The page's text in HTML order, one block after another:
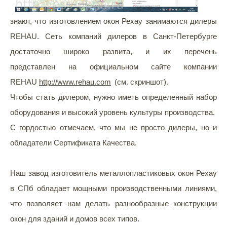
знают, что изготовлением окон Рехау занимаются дилеры
REHAU. Сеть компаний дилеров в Санкт-Петербурге
достаточно широко развита, и их перечень
представлен на официальном сайте компании
REHAU http://www.rehau.com (см. скриншот).
Чтобы стать дилером, нужно иметь определенный набор
оборудования и высокий уровень культуры производства.
С гордостью отмечаем, что мы не просто дилеры, но и
обладатели Сертификата Качества.
Наш завод изготовитель металлопластиковых окон Рехау
в СПб обладает мощными производственными линиями,
что позволяет нам делать разнообразные конструкции
окон для зданий и домов всех типов.